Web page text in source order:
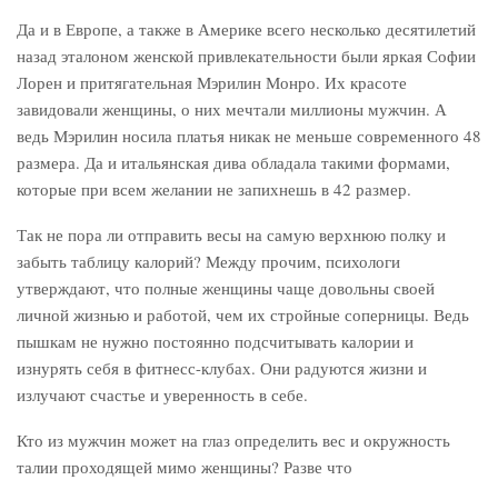
Да и в Европе, а также в Америке всего несколько десятилетий
назад эталоном женской привлекательности были яркая Софии
Лорен и притягательная Мэрилин Монро. Их красоте
завидовали женщины, о них мечтали миллионы мужчин. А
ведь Мэрилин носила платья никак не меньше современного 48
размера. Да и итальянская дива обладала такими формами,
которые при всем желании не запихнешь в 42 размер.
Так не пора ли отправить весы на самую верхнюю полку и
забыть таблицу калорий? Между прочим, психологи
утверждают, что полные женщины чаще довольны своей
личной жизнью и работой, чем их стройные соперницы. Ведь
пышкам не нужно постоянно подсчитывать калории и
изнурять себя в фитнесс-клубах. Они радуются жизни и
излучают счастье и уверенность в себе.
Кто из мужчин может на глаз определить вес и окружность
талии проходящей мимо женщины? Разве что